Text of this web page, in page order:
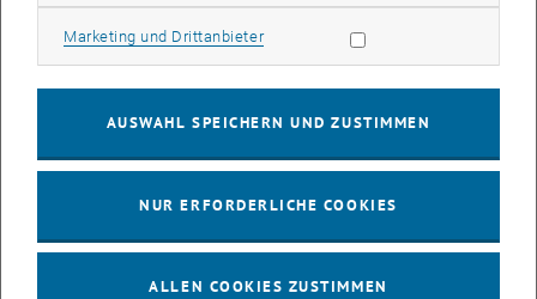
Mitglieder der Final-Jury sind: Christoph Kratky (FWF), Ludovit
Garzik (RFTE), Martin Bernhofer (Ö1 & science.ORF.at), Gabriele
Zuna-Kratky (Technisches Museum Wien), Günther Mayr (ORF) und
Christian Müller (APA). Moderiert wird die Veranstaltung von
Carolina Inama (ORF) und Robert Krickl (Universität Wien, Gewinner
Veranstaltung mit Spannendem aus der Welt der Zahlen begleiten.
Nähere Informationen finden Sie unter <link http:
www.famelab.at>www.famelab.at.
Marketing und DrittanbieterMarketing Cookies zulassen
AUSWAHL SPEICHERN UND ZUSTIMMEN
NUR ERFORDERLICHE COOKIES
ALLEN COOKIES ZUSTIMMEN